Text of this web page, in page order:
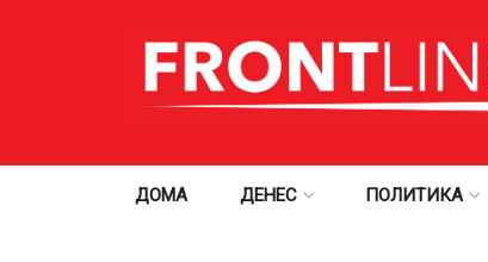
ДОМА ДЕНЕС ПОЛИТИКА